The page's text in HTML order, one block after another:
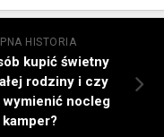
HISTORIA
kupić świetny
rodziny i czy
wymienić nocleg
kamper?